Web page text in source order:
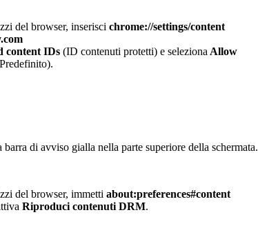
del browser, inserisci chrome://settings/content
content IDs (ID contenuti protetti) e seleziona Allow
barra di avviso gialla nella parte superiore della schermata.
del browser, immetti about:preferences#content
Riproduci contenuti DRM.